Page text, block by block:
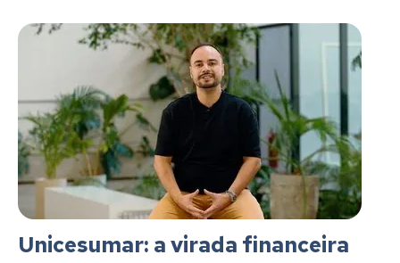
Unicesumar: a virada financeira